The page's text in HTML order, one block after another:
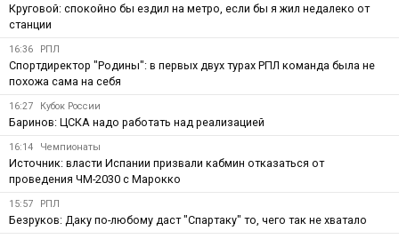
Круговой: спокойно бы ездил на метро, если бы я жил недалеко от
станции
16:36 РПЛ
Спортдиректор "Родины": в первых двух турах РПЛ команда была не
похожа сама на себя
16:27 Кубок России
Баринов: ЦСКА надо работать над реализацией
16:14 Чемпионаты
Источник: власти Испании призвали кабмин отказаться от
проведения ЧМ-2030 с Марокко
15:57 РПЛ
Безруков: Даку по-любому даст "Спартаку" то, чего так не хватало